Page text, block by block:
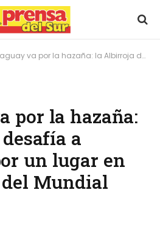
va por la hazaña: la Albirroja desafía a Alemania por un lugar en los octavos del Mundial 2026
por la hazaña:
a
un lugar en
Mundial